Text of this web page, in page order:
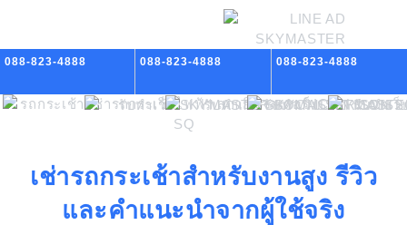
088-823-4888 088-823-4888 088-823-4888
เช่ารถกระเช้าสำหรับงานสูง รีวิว
และคำแนะนำจากผู้ใช้จริง